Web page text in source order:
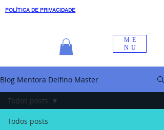
ME
NU
POLÍTICA DE PRIVACIDADE
Blog Mentora Delfino Master
Todos posts
Todos posts